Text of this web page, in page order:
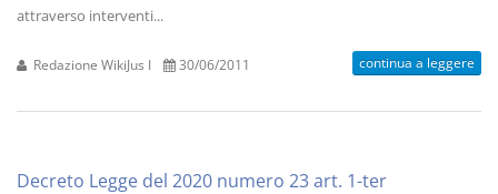
attraverso interventi...
Redazione WikiJus I 30/06/2011 continua a leggere
Decreto Legge del 2020 numero 23 art. 1-ter